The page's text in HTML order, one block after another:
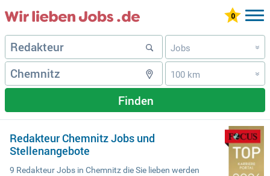
Jobs »
100 km »
Finden
Redakteur Chemnitz Jobs und
Stellenangebote
9 Redakteur Jobs in Chemnitz die Sie lieben werden